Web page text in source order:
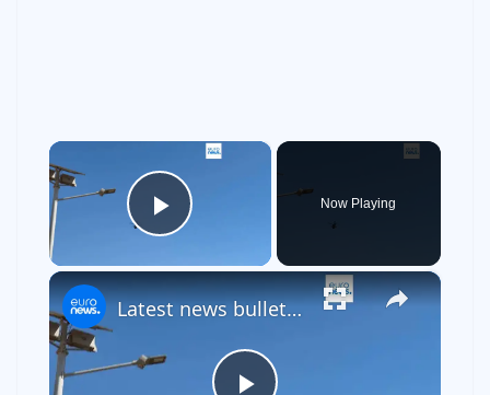
×
Play Video
Now Playing
×
Latest news bulletin | October 12th, 2025 – Morning